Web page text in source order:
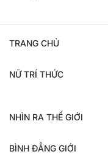
TRANG CHỦ
NỮ TRÍ THỨC
NHÌN RA THẾ GIỚI
BÌNH ĐẲNG GIỚI